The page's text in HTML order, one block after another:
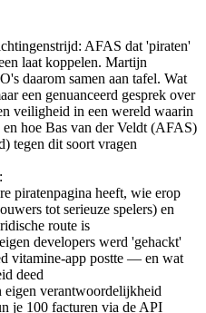
AFAS dat 'piraten'
laat koppelen. Martijn
daarom samen aan tafel. Wat
een genuanceerd gesprek over
veiligheid in een wereld waarin
hoe Bas van der Veldt (AFAS)
tegen dit soort vragen
piratenpagina heeft, wie erop
tot serieuze spelers) en
route is
developers werd 'gehackt'
vitamine-app postte — en wat
deed
eigen verantwoordelijkheid
je 100 facturen via de API